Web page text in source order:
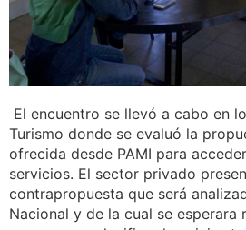
El encuentro se llevó a cabo en
Turismo donde se evaluó la
ofrecida desde PAMI para
servicios. El sector privado
contrapropuesta que será
Nacional y de la cual se esperara